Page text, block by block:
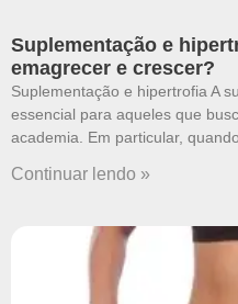
Suplementação e
emagrecer e crescer?
Suplementação e hipertrofia A
essencial para aqueles que
academia. Em particular,
Continuar lendo »